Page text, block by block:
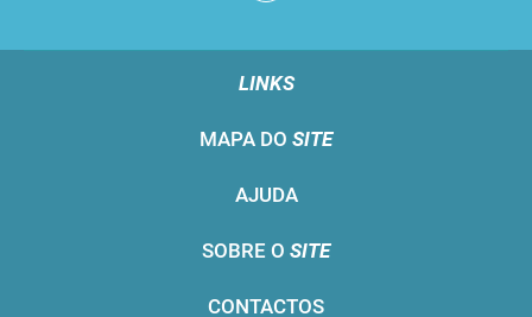
LINKS
MAPA DO SITE
AJUDA
SOBRE O SITE
CONTACTOS